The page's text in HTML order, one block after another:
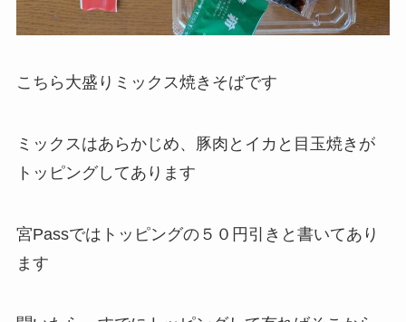
こちら大盛りミックス焼きそばです
ミックスはあらかじめ、豚肉とイカと目玉焼きが
トッピングしてあります
宮Passではトッピングの５０円引きと書いてあり
ます